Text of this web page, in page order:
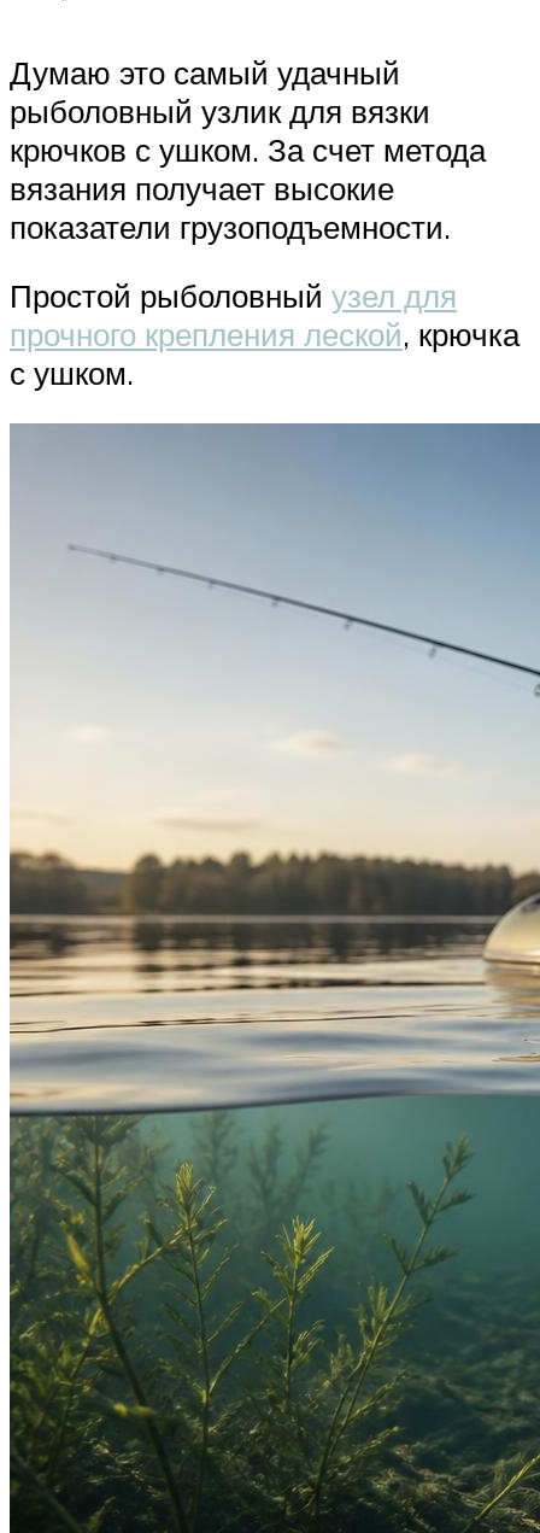
Думаю это самый удачный
рыболовный узлик для вязки
крючков с ушком. За счет метода
вязания получает высокие
показатели грузоподъемности.
Простой рыболовный узел для
прочного крепления леской, крючка
с ушком.